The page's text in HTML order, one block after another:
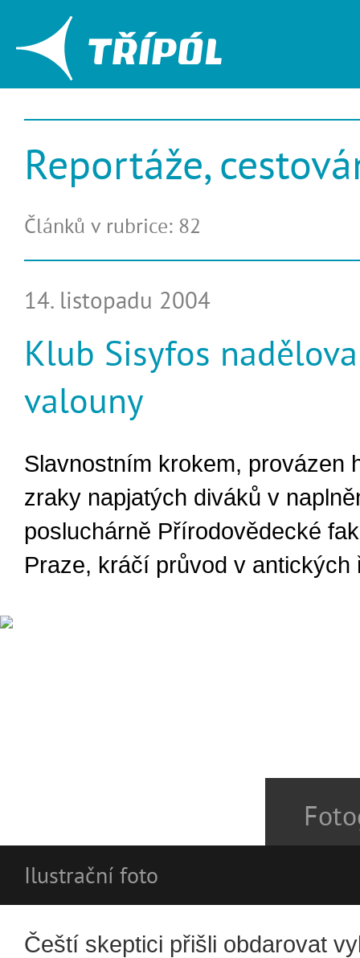
Reportáže,
Článků v rubrice: 82
14. listopadu 2004
Klub Sisyfos
valouny
Slavnostním krokem, provázen
zraky napjatých diváků v
posluchárně Přírodovědecké
Praze, kráčí průvod v antických
Ilustrační foto
Čeští skeptici přišli obdarovat